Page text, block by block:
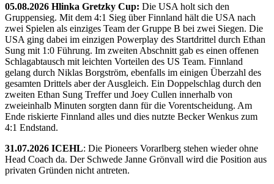
05.08.2026 Hlinka Gretzky Cup: Die USA holt sich den
Gruppensieg. Mit dem 4:1 Sieg über Finnland hält die USA nach
zwei Spielen als einziges Team der Gruppe B bei zwei Siegen. Die
USA ging dabei im einzigen Powerplay des Startdrittel durch Ethan
Sung mit 1:0 Führung. Im zweiten Abschnitt gab es einen offenen
Schlagabtausch mit leichten Vorteilen des US Team. Finnland
gelang durch Niklas Borgström, ebenfalls im einigen Überzahl des
gesamten Drittels aber der Ausgleich. Ein Doppelschlag durch den
zweiten Ethan Sung Treffer und Joey Cullen innerhalb von
zweieinhalb Minuten sorgten dann für die Vorentscheidung. Am
Ende riskierte Finnland alles und dies nutzte Becker Wenkus zum
4:1 Endstand.
31.07.2026 ICEHL: Die Pioneers Vorarlberg stehen wieder ohne
Head Coach da. Der Schwede Janne Grönvall wird die Position aus
privaten Gründen nicht antreten.